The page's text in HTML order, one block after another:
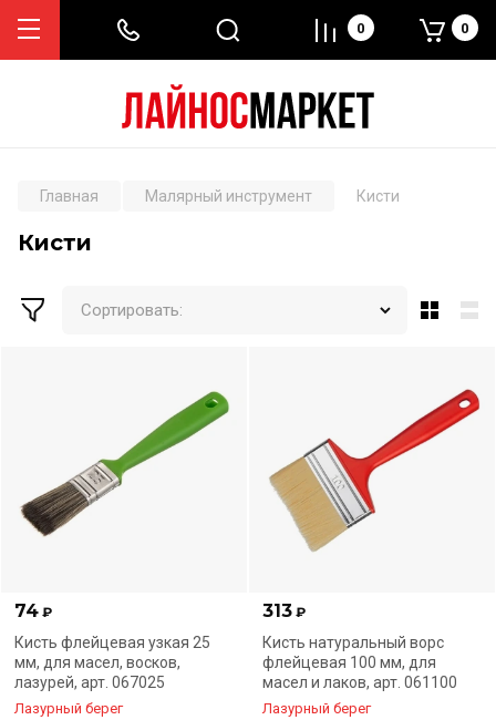
0 0
Главная Малярный инструмент Кисти
Кисти
Сортировать:
74 ₽
Кисть флейцевая узкая 25
мм, для масел, восков,
лазурей, арт. 067025
Лазурный берег
313 ₽
Кисть натуральный ворс
флейцевая 100 мм, для
масел и лаков, арт. 061100
Лазурный берег